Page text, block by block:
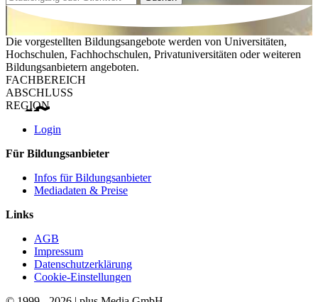
Die vorgestellten Bildungsangebote werden von Universitäten,
Hochschulen, Fachhochschulen, Privatuniversitäten oder weiteren
Bildungsanbietern angeboten.
FACHBEREICH
ABSCHLUSS
REGION
Login
Für Bildungsanbieter
Infos für Bildungsanbieter
Mediadaten & Preise
Links
AGB
Impressum
Datenschutzerklärung
Cookie-Einstellungen